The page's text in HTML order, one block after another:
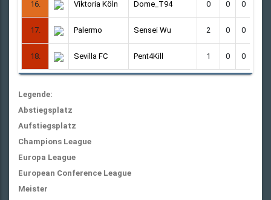
16. Viktoria Köln Dome_T94 0 0 0
17. Palermo Sensei Wu 2 0 0
18. Sevilla FC Pent4Kill 1 0 0
Legende:
Abstiegsplatz
Aufstiegsplatz
Champions League
Europa League
European Conference League
Meister